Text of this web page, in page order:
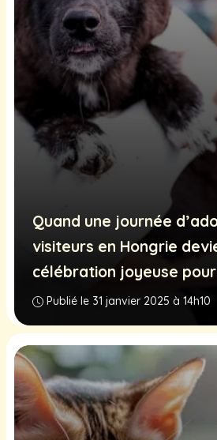
Quand une journée
visiteurs en Hongrie
célébration joyeuse
Publié le 31 janvier 2025 à 14h10